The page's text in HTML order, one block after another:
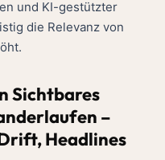
und KI-gestützter
die Relevanz von
Sichtbares
–
Headlines